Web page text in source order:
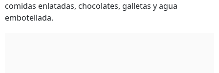
comidas enlatadas, chocolates, galletas y agua
embotellada.